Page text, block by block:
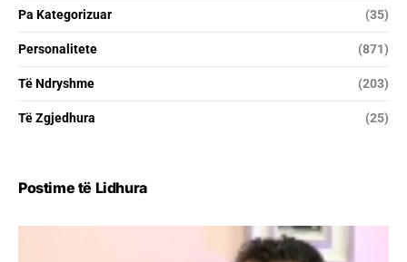
Pa Kategorizuar (35)
Personalitete (871)
Të Ndryshme (203)
Të Zgjedhura (25)
Postime të Lidhura